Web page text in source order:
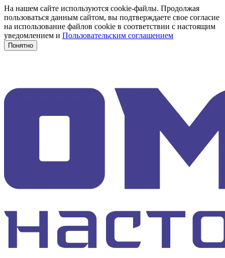
На нашем сайте используются cookie-файлы. Продолжая
пользоваться данным сайтом, вы подтверждаете свое согласие
на использование файлов cookie в соответствии с настоящим
уведомлением и Пользовательским соглашением
Понятно